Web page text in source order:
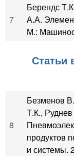
7
Берендс
А.А.
М.:
Статьи
8
Безменов
Т.К.,
продуктов
и системы.